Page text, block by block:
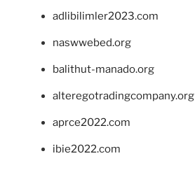
adlibilimler2023.com
naswwebed.org
balithut-manado.org
alteregotradingcompany.org
aprce2022.com
ibie2022.com